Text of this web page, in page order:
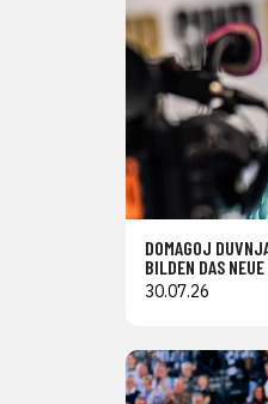
DOMAGOJ
BILDEN DAS
30.07.26